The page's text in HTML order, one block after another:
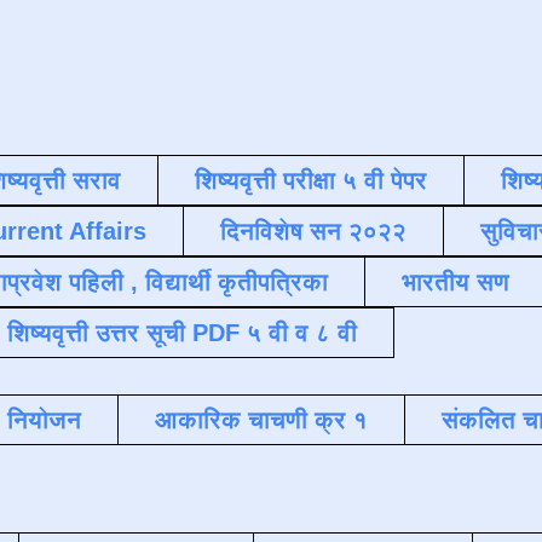
सराव शिष्यवृत्ती परीक्षा ५ वी पेपर
Affairs
दिनविशेष सन २०२२
पहिली , विद्यार्थी कृतीपत्रिका
भारतीय सण
शिष्यवृत्ती उत्तर सूची PDF ५ वी व ८ वी
नियोजन आकारिक चाचणी क्र १ संकलित